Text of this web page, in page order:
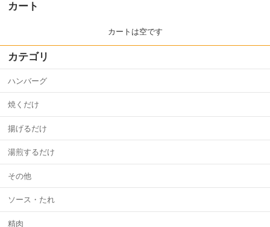
カート
カートは空です
カテゴリ
ハンバーグ
焼くだけ
揚げるだけ
湯煎するだけ
その他
ソース・たれ
精肉